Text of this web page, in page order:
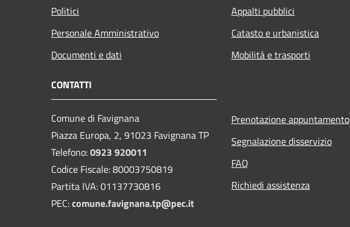
Politici
Personale Amministrativo
Documenti e dati
Appalti pubblici
Catasto e urbanistica
Mobilità e trasporti
CONTATTI
Comune di Favignana
Piazza Europa, 2, 91023 Favignana TP
Telefono:0923 920011
Codice Fiscale: 80003750819
Partita IVA: 01137730816
PEC:comune.favignana.tp@pec.it
Prenotazione appuntamento
Segnalazione disservizio
FAQ
Richiedi assistenza